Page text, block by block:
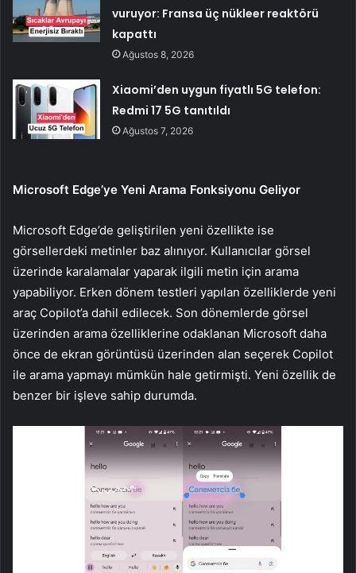
vuruyor: Fransa üç nükleer reaktörü
kapattı
Ağustos 8, 2026
Xiaomi’den uygun fiyatlı 5G telefon:
Redmi 17 5G tanıtıldı
Ağustos 7, 2026
Microsoft Edge’ye Yeni Arama Fonksiyonu Geliyor
Microsoft Edge’de geliştirilen yeni özellikte ise
görsellerdeki metinler baz alınıyor. Kullanıcılar görsel
üzerinde karalamalar yaparak ilgili metin için arama
yapabiliyor. Erken dönem testleri yapılan özelliklerde yeni
araç Copilot’a dahil edilecek. Son dönemlerde görsel
üzerinden arama özelliklerine odaklanan Microsoft daha
önce de ekran görüntüsü üzerinden alan seçerek Copilot
ile arama yapmayı mümkün hale getirmişti. Yeni özellik de
benzer bir işleve sahip durumda.